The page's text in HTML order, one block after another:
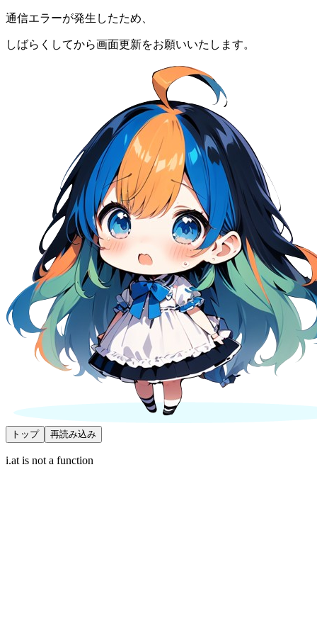
通信エラーが発生したため、
しばらくしてから画面更新をお願いいたします。
トップ 再読み込み
i.at is not a function